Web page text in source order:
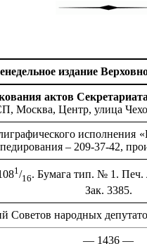
издание
актов
Москва, Центр, улица
– 209-37-42,
1/16. Бумага тип. № 1. Печ.
Зак. 3385.
Советов народных
— 1436 —